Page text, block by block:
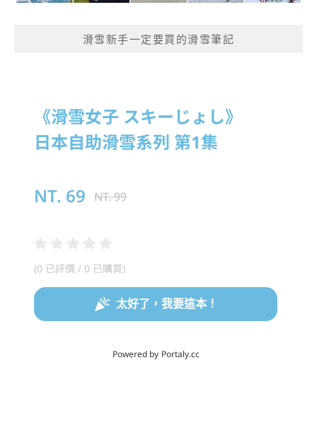
滑雪新手一定要買的滑雪筆記